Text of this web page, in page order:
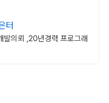
터
발의뢰 ,20년경력 프로그래